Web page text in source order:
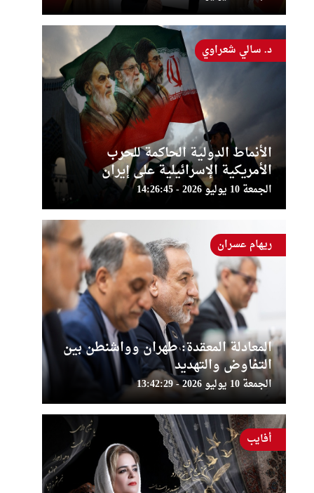
الأنماط الدولية الحاكمة للحرب
الأمريكية الإسرائيلية على إيران
الجمعة 10 يوليو 2026 - 14:26:45
د. سالي شعراوي
المعادلة المعقدة: طهران وواشنطن بين
التفاوض والتهديد
الجمعة 10 يوليو 2026 - 13:42:29
ريهام عسران
أفايب